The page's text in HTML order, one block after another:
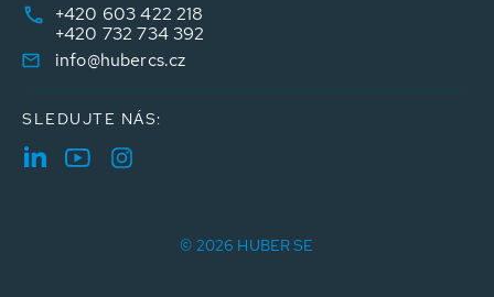
+420 603 422 218
+420 732 734 392
info@hubercs.cz
SLEDUJTE NÁS:
© 2026 HUBER SE